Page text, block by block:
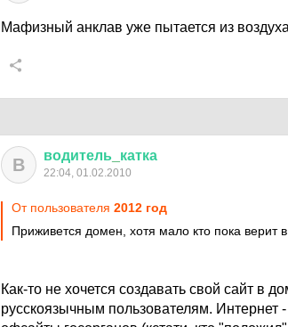
Мафизный анклав уже пытается из
В водитель катка
22:04, 01.02.2010
От пользователя 2012 год
Приживется домен, хотя мало кто пока верит в
Как-то не хочется создавать свой сайт в
русскоязычным пользователям. Интернет